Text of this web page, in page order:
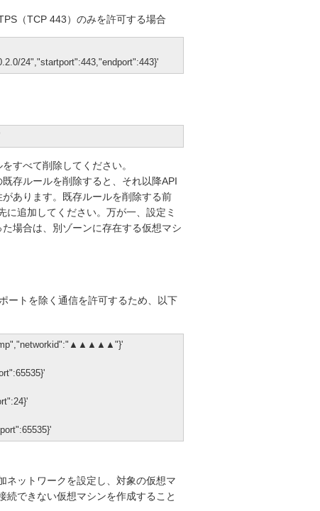
（TCP 443）のみを許可する場合
24","startport":443,"endport":443}'
すべて削除してください。
存ルールを削除すると、それ以降API
あります。既存ルールを削除する前
追加してください。万が一、設定ミ
場合は、別ゾーンに存在する仮想マシ
ートを除く通信を許可するため、以下
ネットワークを設定し、対象の仮想マ
続できない仮想マシンを作成すること